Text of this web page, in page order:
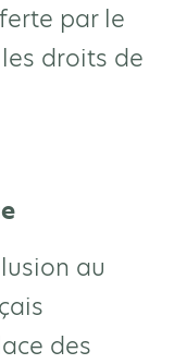
par le
droits de
au
des